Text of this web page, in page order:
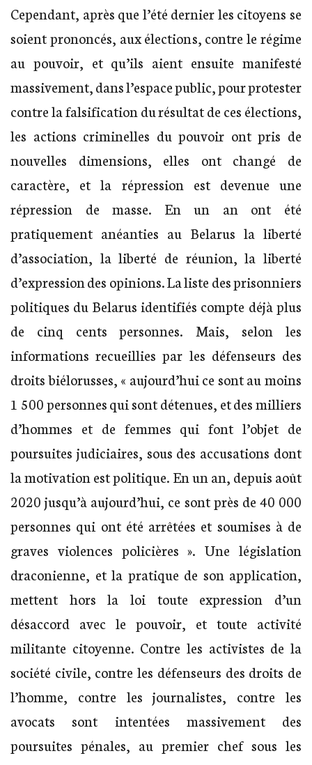
Cependant, après que l’été dernier les citoyens se
soient prononcés, aux élections, contre le régime
au pouvoir, et qu’ils aient ensuite manifesté
massivement, dans l’espace public, pour protester
contre la falsification du résultat de ces élections,
les actions criminelles du pouvoir ont pris de
nouvelles dimensions, elles ont changé de
caractère, et la répression est devenue une
répression de masse. En un an ont été
pratiquement anéanties au Belarus la liberté
d’association, la liberté de réunion, la liberté
d’expression des opinions. La liste des prisonniers
politiques du Belarus identifiés compte déjà plus
de cinq cents personnes. Mais, selon les
informations recueillies par les défenseurs des
droits biélorusses, « aujourd’hui ce sont au moins
1 500 personnes qui sont détenues, et des milliers
d’hommes et de femmes qui font l’objet de
poursuites judiciaires, sous des accusations dont
la motivation est politique. En un an, depuis août
2020 jusqu’à aujourd’hui, ce sont près de 40 000
personnes qui ont été arrêtées et soumises à de
graves violences policières ». Une législation
draconienne, et la pratique de son application,
mettent hors la loi toute expression d’un
désaccord avec le pouvoir, et toute activité
militante citoyenne. Contre les activistes de la
société civile, contre les défenseurs des droits de
l’homme, contre les journalistes, contre les
avocats sont intentées massivement des
poursuites pénales, au premier chef sous les